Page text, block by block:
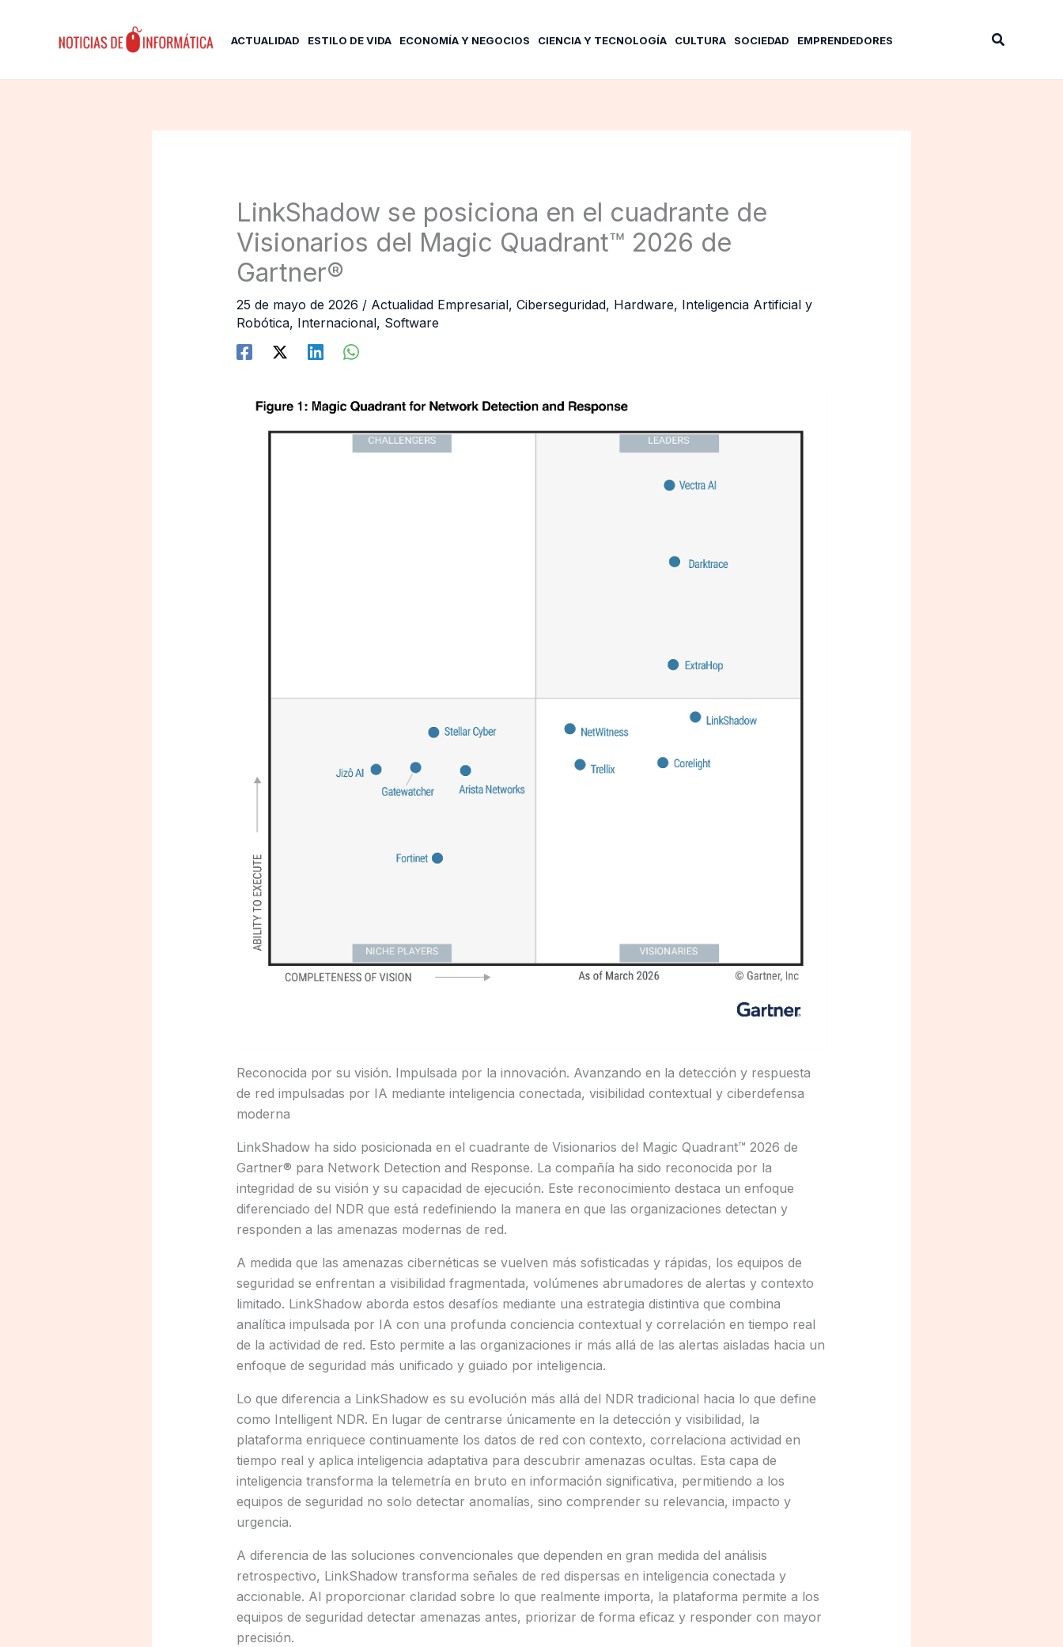
ACTUALIDAD ESTILO DE VIDA ECONOMÍA Y NEGOCIOS CIENCIA Y TECNOLOGÍA CULTURA SOCIEDAD EMPRENDEDORES Buscar
LinkShadow se posiciona en el cuadrante de
Visionarios del Magic Quadrant™ 2026 de
Gartner®
25 de mayo de 2026 / Actualidad Empresarial, Ciberseguridad, Hardware, Inteligencia Artificial y
Robótica, Internacional, Software
Reconocida por su visión. Impulsada por la innovación. Avanzando en la detección y respuesta
de red impulsadas por IA mediante inteligencia conectada, visibilidad contextual y ciberdefensa
moderna
LinkShadow ha sido posicionada en el cuadrante de Visionarios del Magic Quadrant™ 2026 de
Gartner® para Network Detection and Response. La compañía ha sido reconocida por la
integridad de su visión y su capacidad de ejecución. Este reconocimiento destaca un enfoque
diferenciado del NDR que está redefiniendo la manera en que las organizaciones detectan y
responden a las amenazas modernas de red.
A medida que las amenazas cibernéticas se vuelven más sofisticadas y rápidas, los equipos de
seguridad se enfrentan a visibilidad fragmentada, volúmenes abrumadores de alertas y contexto
limitado. LinkShadow aborda estos desafíos mediante una estrategia distintiva que combina
analítica impulsada por IA con una profunda conciencia contextual y correlación en tiempo real
de la actividad de red. Esto permite a las organizaciones ir más allá de las alertas aisladas hacia un
enfoque de seguridad más unificado y guiado por inteligencia.
Lo que diferencia a LinkShadow es su evolución más allá del NDR tradicional hacia lo que define
como Intelligent NDR. En lugar de centrarse únicamente en la detección y visibilidad, la
plataforma enriquece continuamente los datos de red con contexto, correlaciona actividad en
tiempo real y aplica inteligencia adaptativa para descubrir amenazas ocultas. Esta capa de
inteligencia transforma la telemetría en bruto en información significativa, permitiendo a los
equipos de seguridad no solo detectar anomalías, sino comprender su relevancia, impacto y
urgencia.
A diferencia de las soluciones convencionales que dependen en gran medida del análisis
retrospectivo, LinkShadow transforma señales de red dispersas en inteligencia conectada y
accionable. Al proporcionar claridad sobre lo que realmente importa, la plataforma permite a los
equipos de seguridad detectar amenazas antes, priorizar de forma eficaz y responder con mayor
precisión.